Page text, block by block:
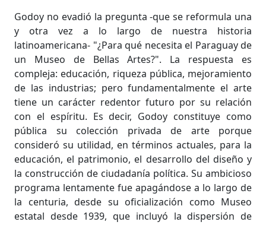
Godoy no evadió la pregunta -que se reformula una
y otra vez a lo largo de nuestra historia
latinoamericana- "¿Para qué necesita el Paraguay de
un Museo de Bellas Artes?". La respuesta es
compleja: educación, riqueza pública, mejoramiento
de las industrias; pero fundamentalmente el arte
tiene un carácter redentor futuro por su relación
con el espíritu. Es decir, Godoy constituye como
pública su colección privada de arte porque
consideró su utilidad, en términos actuales, para la
educación, el patrimonio, el desarrollo del diseño y
la construcción de ciudadanía política. Su ambicioso
programa lentamente fue apagándose a lo largo de
la centuria, desde su oficialización como Museo
estatal desde 1939, que incluyó la dispersión de